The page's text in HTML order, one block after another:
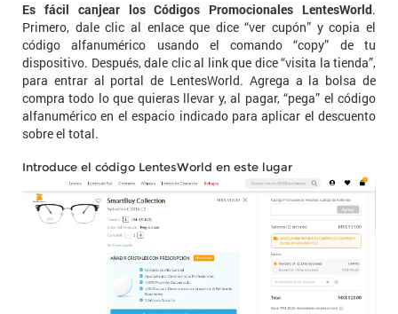
Es fácil canjear los Códigos Promocionales LentesWorld.
Primero, dale clic al enlace que dice “ver cupón” y copia el
código alfanumérico usando el comando “copy” de tu
dispositivo. Después, dale clic al link que dice “visita la tienda”,
para entrar al portal de LentesWorld. Agrega a la bolsa de
compra todo lo que quieras llevar y, al pagar, “pega” el código
alfanumérico en el espacio indicado para aplicar el descuento
sobre el total.
Introduce el código LentesWorld en este lugar